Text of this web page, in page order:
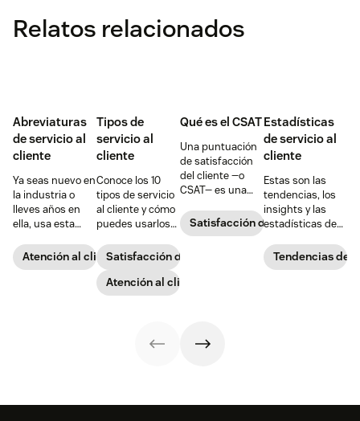
Relatos relacionados
Abreviaturas
de servicio al
cliente
Ya seas nuevo en
la industria o
lleves años en
ella, usa esta
las abreviaturas
y los acrónimos
Atención al cliente
Tipos de
servicio al
cliente
Conoce los 10
tipos de servicio
al cliente y cómo
puedes usarlos
experiencia de
soporte al cliente
excepcional.
Satisfacción del cliente
Atención al cliente
Qué es el CSAT
Una puntuación
de satisfacción
del cliente —o
CSAT— es una
interacción con
el cliente que
Satisfacción del cliente
Estadísticas
de servicio al
cliente
Estas son las
tendencias, los
insights y las
estadísticas de
que debes
conocer para
Tendencias del